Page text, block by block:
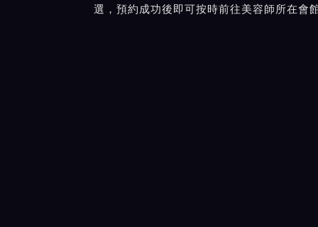
選，預約成功後即可按時前往美容師所在會